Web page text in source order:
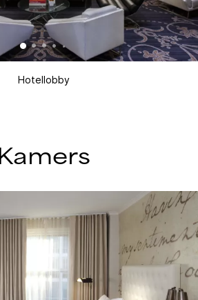
Hotellobby
Kamers